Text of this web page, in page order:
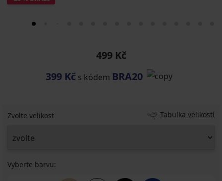
499 Kč
399 Kč s kódem BRA20
Zvolte velikost Tabulka velikostí
Vyberte barvu: